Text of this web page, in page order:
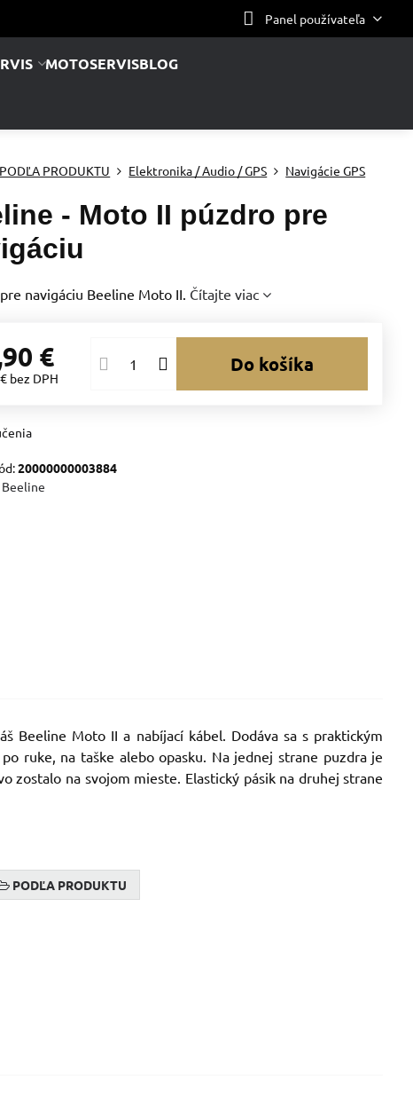
Panel používateľa
MOTOSERVISBLOG
PODĽA PRODUKTU Elektronika / Audio / GPS Navigácie GPS
- Moto II púzdro pre
navigáciu Beeline Moto II. Čítajte viac
€
bez DPH
Do košíka
20000000003884
Beeline
Beeline Moto II a nabíjací kábel. Dodáva sa s praktickým
ruke, na taške alebo opasku. Na jednej strane puzdra je
zostalo na svojom mieste. Elastický pásik na druhej strane
PODĽA PRODUKTU